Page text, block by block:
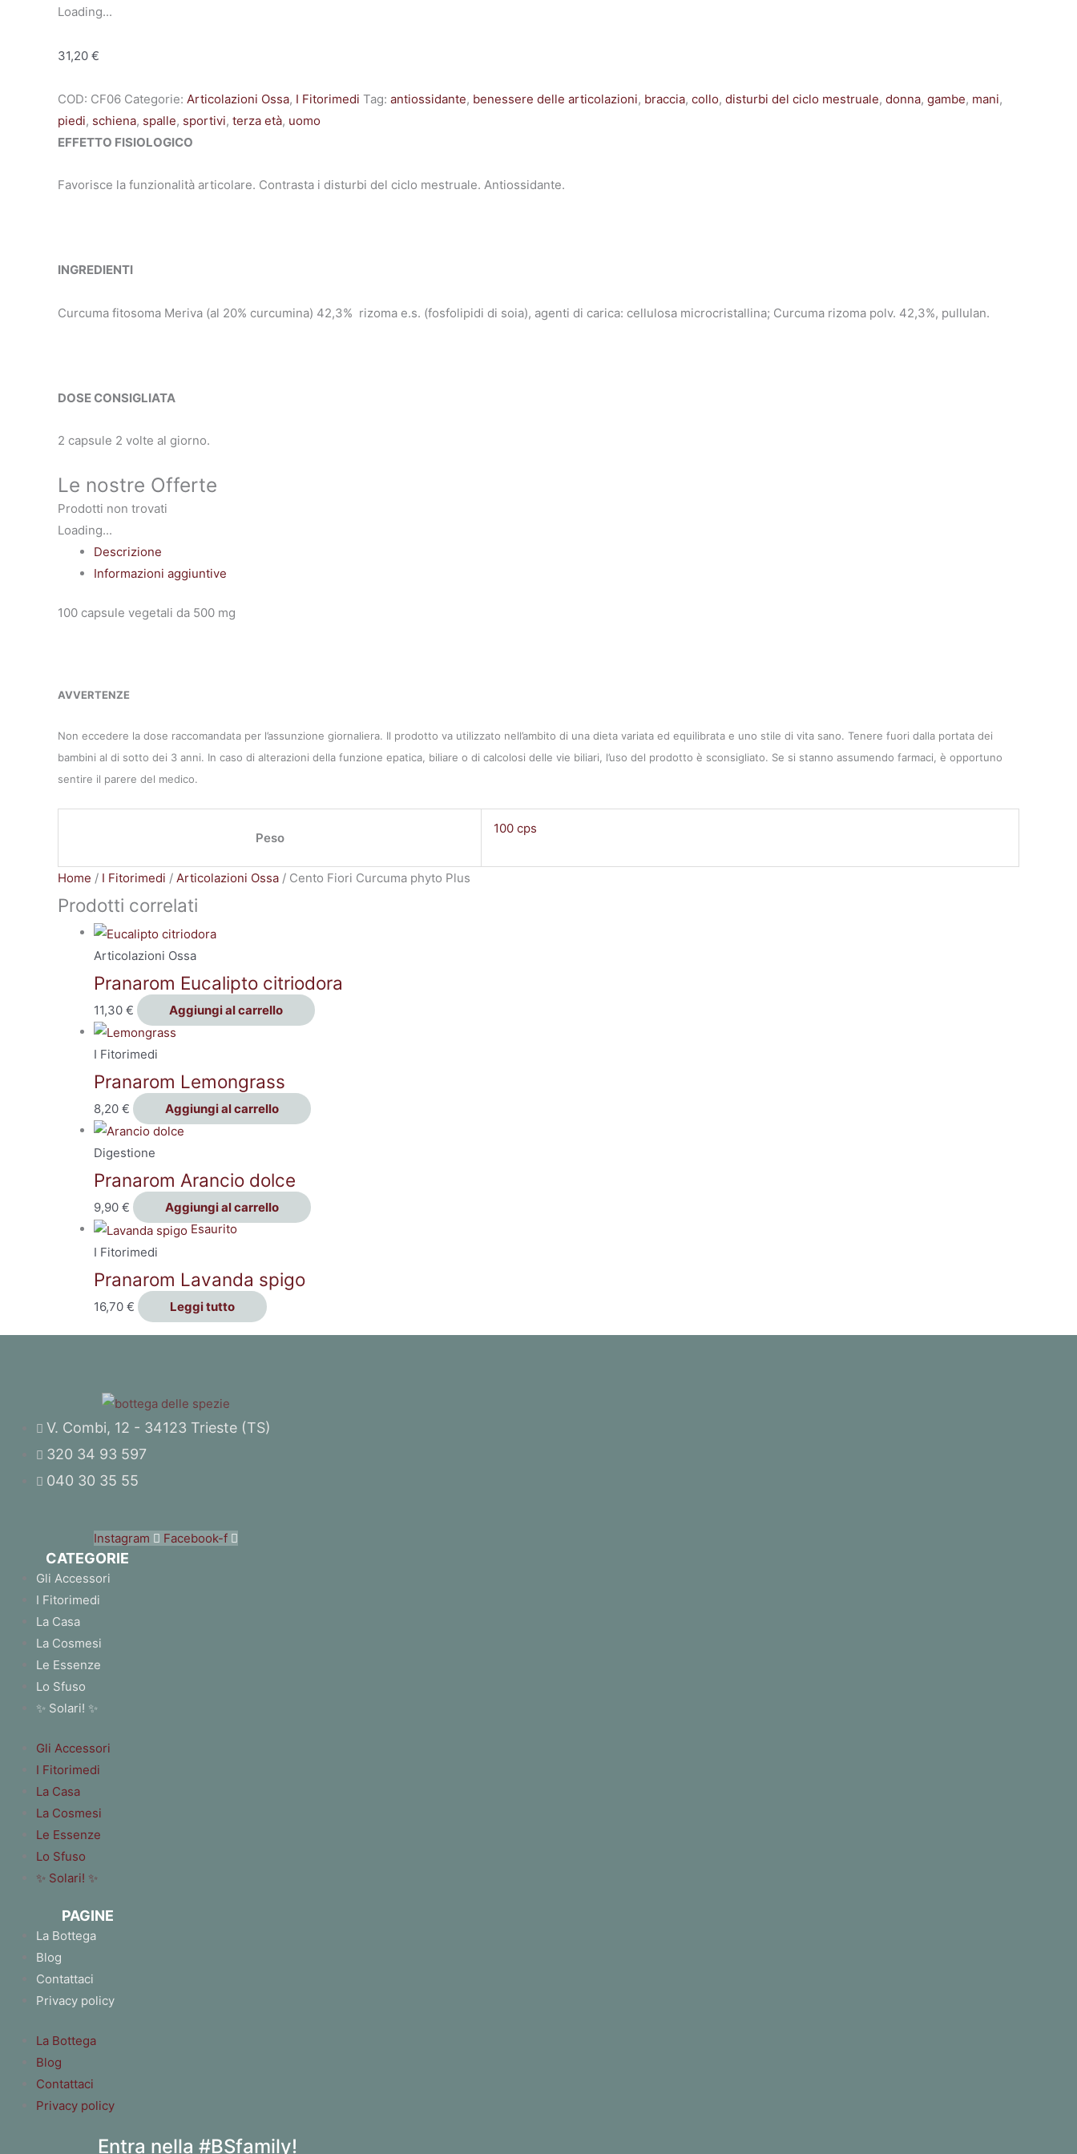
Loading...
31,20 €
COD: CF06 Categorie: Articolazioni Ossa, I Fitorimedi Tag: antiossidante, benessere delle articolazioni, braccia, collo, disturbi del ciclo mestruale, donna, gambe, mani,
piedi, schiena, spalle, sportivi, terza età, uomo
EFFETTO FISIOLOGICO
Favorisce la funzionalità articolare. Contrasta i disturbi del ciclo mestruale. Antiossidante.
INGREDIENTI
Curcuma fitosoma Meriva (al 20% curcumina) 42,3% rizoma e.s. (fosfolipidi di soia), agenti di carica: cellulosa microcristallina; Curcuma rizoma polv. 42,3%, pullulan.
DOSE CONSIGLIATA
2 capsule 2 volte al giorno.
Le nostre Offerte
Prodotti non trovati
Loading...
Descrizione
Informazioni aggiuntive
100 capsule vegetali da 500 mg
AVVERTENZE
Non eccedere la dose raccomandata per l’assunzione giornaliera. Il prodotto va utilizzato nell’ambito di una dieta variata ed equilibrata e uno stile di vita sano. Tenere fuori dalla portata dei
bambini al di sotto dei 3 anni. In caso di alterazioni della funzione epatica, biliare o di calcolosi delle vie biliari, l’uso del prodotto è sconsigliato. Se si stanno assumendo farmaci, è opportuno
sentire il parere del medico.
Peso
100 cps
Home / I Fitorimedi / Articolazioni Ossa / Cento Fiori Curcuma phyto Plus
Prodotti correlati
Articolazioni Ossa
Pranarom Eucalipto citriodora
11,30 € Aggiungi al carrello
I Fitorimedi
Pranarom Lemongrass
8,20 € Aggiungi al carrello
Digestione
Pranarom Arancio dolce
9,90 €
Aggiungi al carrello
Esaurito
I Fitorimedi
Pranarom Lavanda spigo
16,70 € Leggi tutto
V. Combi, 12 - 34123 Trieste (TS)
320 34 93 597
040 30 35 55
Instagram Facebook-f
CATEGORIE
Gli Accessori
I Fitorimedi
La Casa
La Cosmesi
Le Essenze
Lo Sfuso
✨ Solari! ✨
Gli Accessori
I Fitorimedi
La Casa
La Cosmesi
Le Essenze
Lo Sfuso
✨ Solari! ✨
PAGINE
La Bottega
Blog
Contattaci
Privacy policy
La Bottega
Blog
Contattaci
Privacy policy
Entra nella #BSfamily!